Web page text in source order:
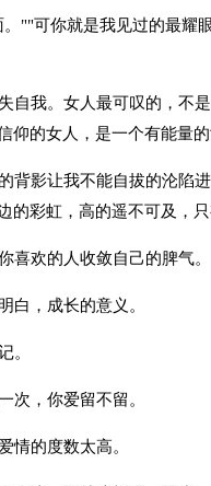
。""可你就是我见过的最
自我。女人最可叹的，不
的女人，是一个有能量的
背影让我不能自拔的沦陷
彩虹，高的遥不可及，只
喜欢的人收敛自己的脾气。
白，成长的意义。
。
次，你爱留不留。
情的度数太高。